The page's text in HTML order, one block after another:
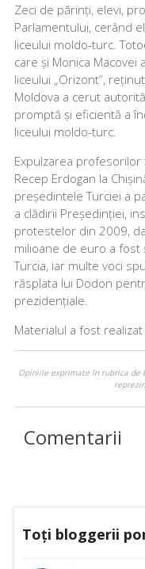
Zeci de părinți, elevi,
Parlamentului, cerând
liceului moldo-turc.
care și Monica
liceului „Orizont”,
Moldova a cerut
promptă și eficientă a
liceului moldo-turc.
Expulzarea profesorilor
Recep Erdogan la
președintele Turciei a
a clădirii Președinției,
protestelor din 2009,
milioane de euro a fost
Turcia, iar multe voci
răsplata lui Dodon
prezidențiale.
Materialul a fost
Opiniile exprimate în rubrica de
Comentarii
Toți bloggerii